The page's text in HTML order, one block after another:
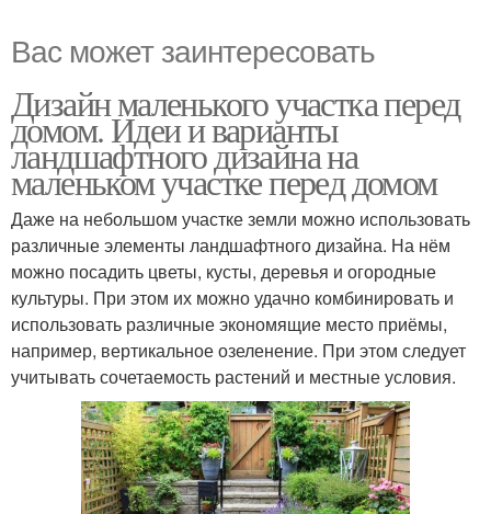
Вас может заинтересовать
Дизайн маленького участка перед
домом. Идеи и варианты
ландшафтного дизайна на
маленьком участке перед домом
Даже на небольшом участке земли можно использовать
различные элементы ландшафтного дизайна. На нём
можно посадить цветы, кусты, деревья и огородные
культуры. При этом их можно удачно комбинировать и
использовать различные экономящие место приёмы,
например, вертикальное озеленение. При этом следует
учитывать сочетаемость растений и местные условия.